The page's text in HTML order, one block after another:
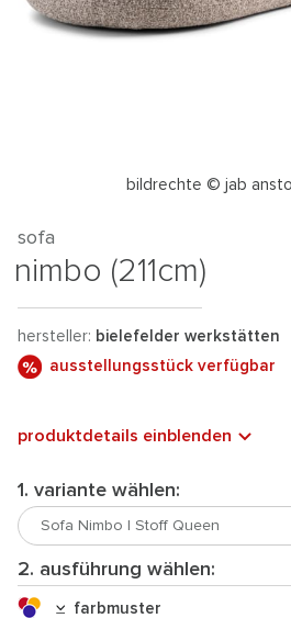
bildrechte © jab
sofa
nimbo (211cm)
hersteller: bielefelder werkstätten
ausstellungsstück verfügbar
produktdetails einblenden
1. variante wählen:
2. ausführung wählen:
farbmuster